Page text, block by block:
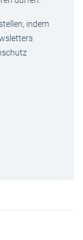
indem